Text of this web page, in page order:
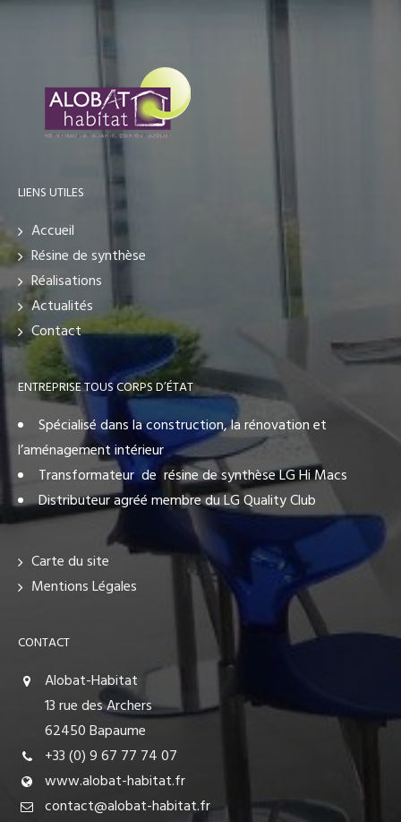
LIENS UTILES
Accueil
Résine de synthèse
Réalisations
Actualités
Contact
ENTREPRISE TOUS CORPS D’ÉTAT
Spécialisé dans la construction, la rénovation et
l’aménagement intérieur
Transformateur de résine de synthèse LG Hi Macs
Distributeur agréé membre du LG Quality Club
Carte du site
Mentions Légales
CONTACT
Alobat-Habitat
13 rue des Archers
62450 Bapaume
+33 (0) 9 67 77 74 07
www.alobat-habitat.fr
contact@alobat-habitat.fr